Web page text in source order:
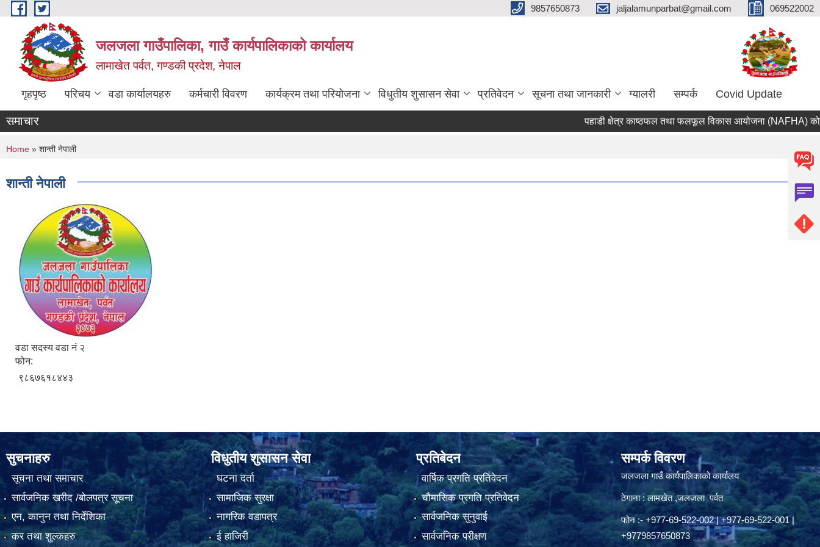
Skip to main content 9857650873 jaljalamunparbat@gmail.com 069522002
जलजला गाउँपालिका, गाउँ कार्यपालिकाको कार्यालय
लामाखेत पर्वत, गण्डकी प्रदेश, नेपाल
गृहपृष्ठ परिचय वडा कार्यालयहरु कर्मचारी विवरण कार्यक्रम तथा परियोजना विधुतीय शुसासन सेवा प्रतिवेदन सूचना तथा जानकारी ग्यालरी सम्पर्क Covid Update
समाचार पहाडी क्षेत्र काष्ठफल तथा फलफूल विकास आयोजना (NAFHA) को
You are here
Home » शान्ती नेपाली
शान्ती नेपाली
वडा सदस्य वडा नं २
फोन:
९८६७६१८४४३
सुचनाहरु
सूचना तथा समाचार
सार्वजनिक खरीद /बोलपत्र सूचना
एन, कानुन तथा निर्देशिका
कर तथा शुल्कहरु
विधुतीय शुसासन सेवा
घटना दर्ता
सामाजिक सुरक्षा
नागरिक वडापत्र
ई हाजिरी
प्रतिबेदन
वार्षिक प्रगति प्रतिवेदन
चौमासिक प्रगति प्रतिवेदन
सार्वजनिक सुनुवाई
सार्वजनिक परीक्षण
सम्पर्क विवरण
जलजला गाउँ कार्यपालिकाको कार्यालय
ठेगाना : लामखेत ,जलजला पर्वत
फोन :- +977-69-522-002 | +977-69-522-001 |
+9779857650873